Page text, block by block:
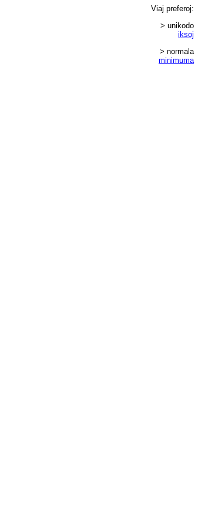
Viaj preferoj:
> unikodo
iksoj
> normala
minimuma